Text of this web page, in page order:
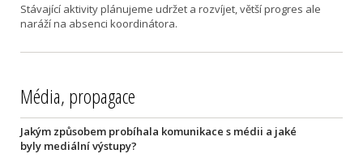
Stávající aktivity plánujeme udržet a rozvíjet, větší progres ale
naráží na absenci koordinátora.
Média, propagace
Jakým způsobem probíhala komunikace s médii a jaké
byly mediální výstupy?